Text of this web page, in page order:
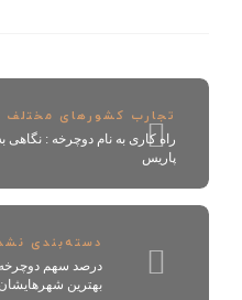
تجارب کشورهای مختلف
راه کاری به نام دوچرخه :
پاریس
دسته‌بندی
درصد سهم
بهترین